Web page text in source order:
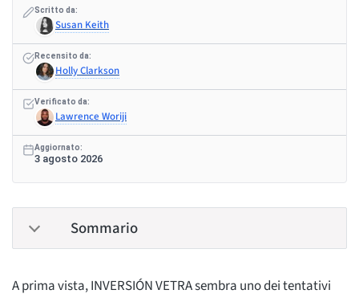
Scritto da:
Susan Keith
Recensito da:
Holly Clarkson
Verificato da:
Lawrence Woriji
Aggiornato:
3 agosto 2026
Sommario
A prima vista, INVERSIÓN VETRA sembra uno dei tentativi